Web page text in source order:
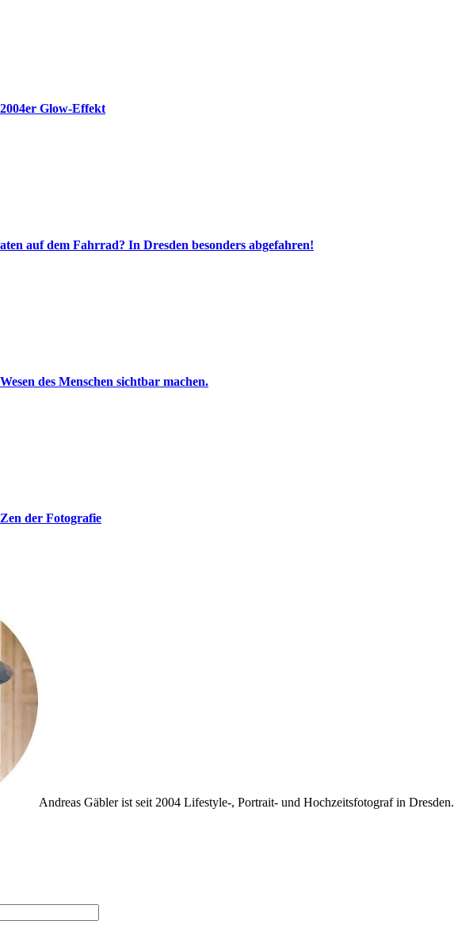
Glow-Effekt
auf dem Fahrrad? In Dresden besonders abgefahren!
des Menschen sichtbar machen.
der Fotografie
Andreas Gäbler ist seit 2004 Lifestyle-, Portrait- und Hochzeitsfotograf in Dresden.